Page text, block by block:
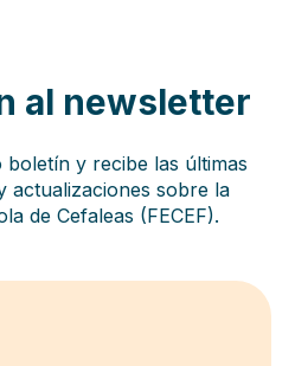
al newsletter
y recibe las últimas
actualizaciones sobre la
de Cefaleas (FECEF).